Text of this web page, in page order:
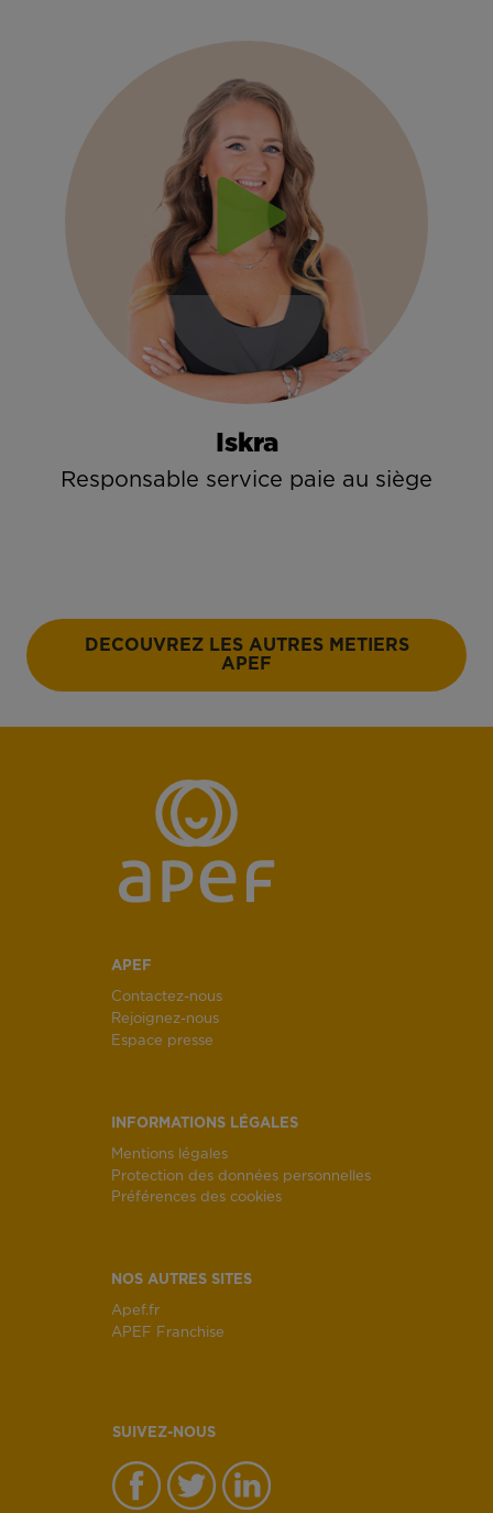
Iskra
Responsable service paie au siège
DECOUVREZ LES AUTRES METIERS
APEF
APEF
Contactez-nous
Rejoignez-nous
Espace presse
INFORMATIONS LÉGALES
Mentions légales
Protection des données personnelles
Préférences des cookies
NOS AUTRES SITES
Apef.fr
APEF Franchise
SUIVEZ-NOUS